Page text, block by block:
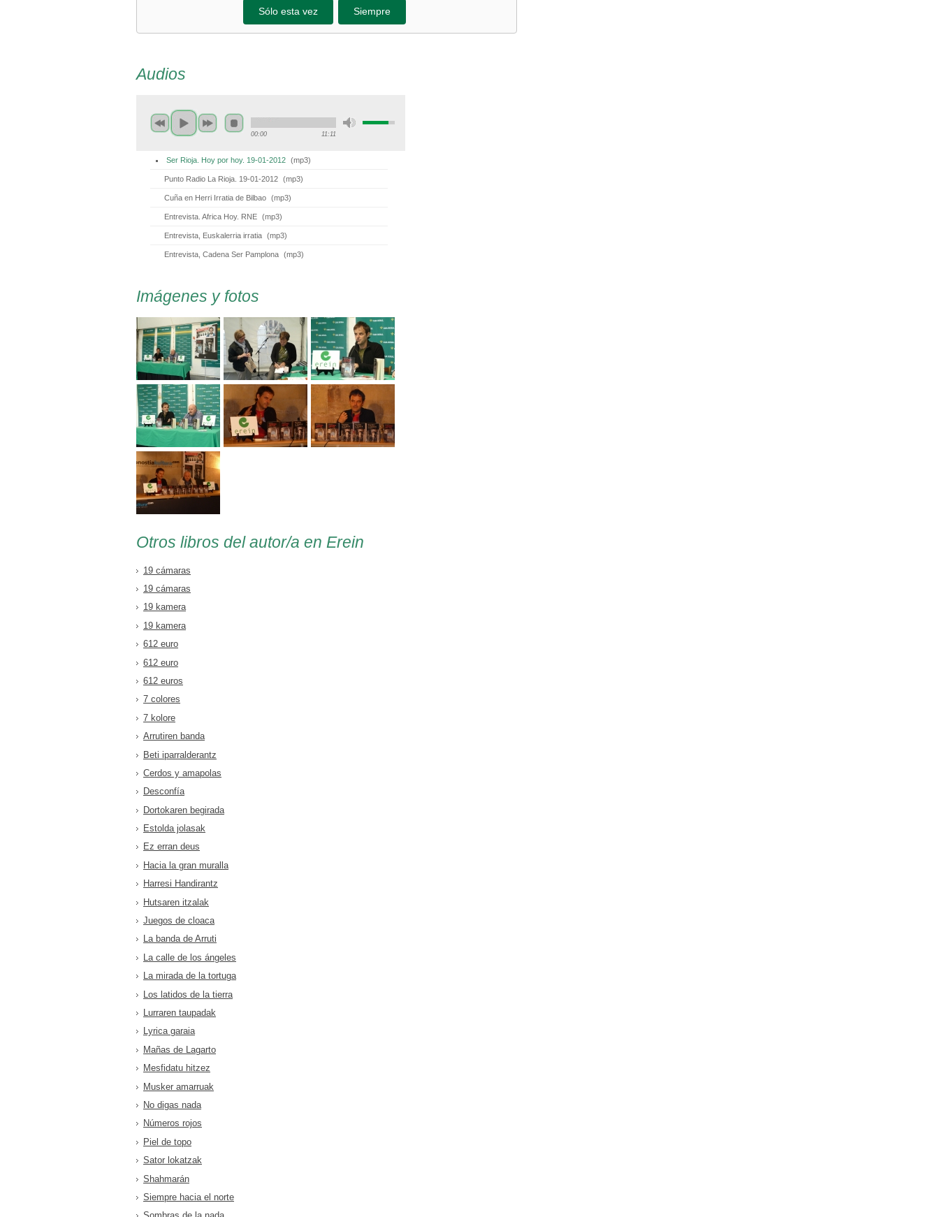
Sólo esta vez Siempre
Audios
00:00 11:11
Ser Rioja. Hoy por hoy. 19-01-2012 (mp3)
Punto Radio La Rioja. 19-01-2012 (mp3)
Cuña en Herri Irratia de Bilbao (mp3)
Entrevista. Africa Hoy. RNE (mp3)
Entrevista, Euskalerria irratia (mp3)
Entrevista, Cadena Ser Pamplona (mp3)
Imágenes y fotos
Otros libros del autor/a en Erein
19 cámaras
19 cámaras
19 kamera
19 kamera
612 euro
612 euro
612 euros
7 colores
7 kolore
Arrutiren banda
Beti iparralderantz
Cerdos y amapolas
Desconfía
Dortokaren begirada
Estolda jolasak
Ez erran deus
Hacia la gran muralla
Harresi Handirantz
Hutsaren itzalak
Juegos de cloaca
La banda de Arruti
La calle de los ángeles
La mirada de la tortuga
Los latidos de la tierra
Lurraren taupadak
Lyrica garaia
Mañas de Lagarto
Mesfidatu hitzez
Musker amarruak
No digas nada
Números rojos
Piel de topo
Sator lokatzak
Shahmarán
Siempre hacia el norte